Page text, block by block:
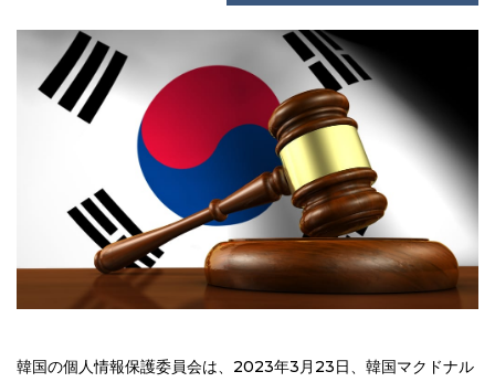
韓国の個人情報保護委員会は、2023年3月23日、韓国マクドナル